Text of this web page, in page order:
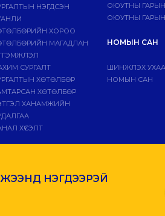
НЭГДСЭН
ХОРОО
МАГАДЛАН
СУРГАЛТ
ХӨТӨЛБӨР
ХӨТӨЛБӨР
ХАНАМЖИЙН
ХҮСЭЛТ
ОЮУТНЫ
ОЮУТНЫ
НОМЫН САН
ШИНЖЛЭХ
НОМЫН САН
НЭГДЭЭРЭЙ